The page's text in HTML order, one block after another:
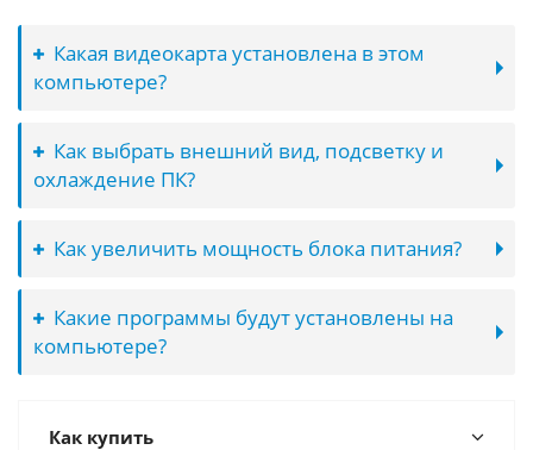
Какая видеокарта установлена в этом
компьютере?
Как выбрать внешний вид, подсветку и
охлаждение ПК?
Как увеличить мощность блока питания?
Какие программы будут установлены на
компьютере?
Как купить